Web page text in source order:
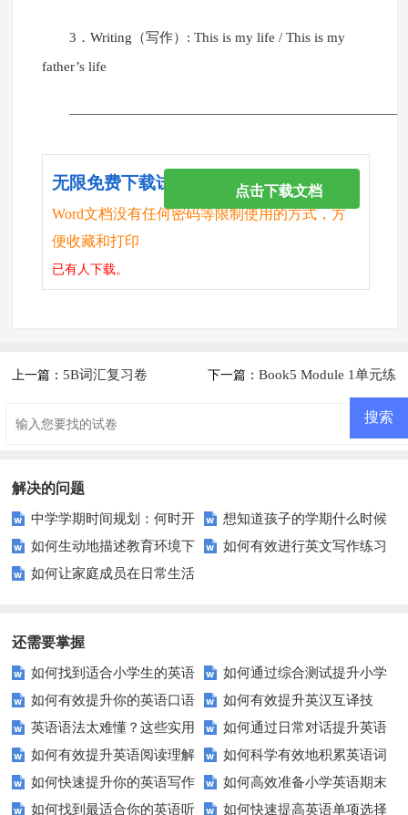
3．Writing（写作）: This is my life / This is my
father’s life
无限免费下载试卷
Word文档没有任何密码等限制使用的方式，方
便收藏和打印
已有人下载。
点击下载文档
上一篇： 5B词汇复习卷 下一篇： Book5 Module 1单元练
解决的问题
中学学期时间规划：何时开
始与结束？假期如何安排？
想知道孩子的学期什么时候
开始和结束吗？这里告诉你所有
如何生动地描述教育环境下
的学生日常生活？
如何有效进行英文写作练习
如何让家庭成员在日常生活
还需要掌握
如何找到适合小学生的英语
听力练习资源？
如何通过综合测试提升小学
生英语听说读写技能？
如何有效提升你的英语口语
表达能力？这5个技巧让你说一
口流利英语！
如何有效提升英汉互译技
巧？这些方法让你翻译更精准！
英语语法太难懂？这些实用
技巧让你轻松掌握！
如何通过日常对话提升英语
口语能力？试试这5个方法！
如何有效提升英语阅读理解
能力？这些技巧让你事半功倍！
如何科学有效地积累英语词
汇？
如何快速提升你的英语写作
技巧？这些建议助你一臂之力
如何高效准备小学英语期末
评估？这些技巧助你轻松过关！
如何找到最适合你的英语听
如何快速提高英语单项选择